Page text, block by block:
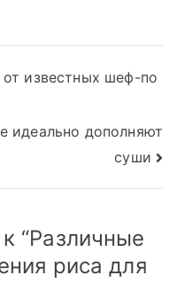
известных шеф-по
идеально дополняют
суши
“Различные
риса для